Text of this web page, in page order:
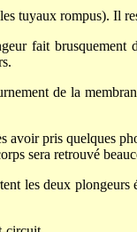
tuyaux rompus). Il
fait brusquement
de la
avoir pris quelques
sera retrouvé
les deux